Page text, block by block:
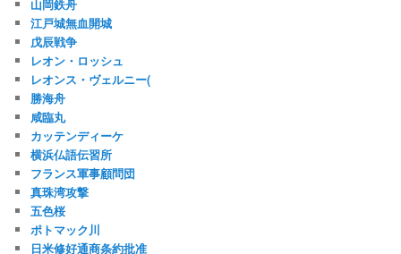
山岡鉄舟
江戸城無血開城
戊辰戦争
レオン・ロッシュ
レオンス・ヴェルニー(
勝海舟
咸臨丸
カッテンディーケ
横浜仏語伝習所
フランス軍事顧問団
真珠湾攻撃
五色桜
ポトマック川
日米修好通商条約批准